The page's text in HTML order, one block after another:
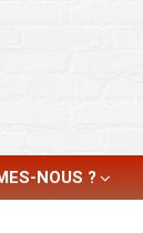
NOUS ?